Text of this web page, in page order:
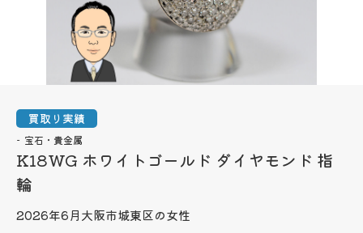
買取り実績
宝石・貴金属
K18WG ホワイトゴールド ダイヤモンド 指
輪
2026年6月大阪市城東区の女性